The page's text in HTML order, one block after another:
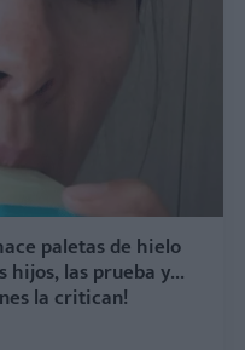
paletas de hielo
hijos, las prueba y...
la critican!